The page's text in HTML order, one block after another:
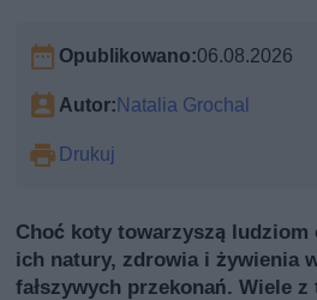
Opublikowano:06.08.2026
Autor:Natalia Grochal
Drukuj
Choć koty towarzyszą ludziom
ich natury, zdrowia i żywienia
fałszywych przekonań. Wiele